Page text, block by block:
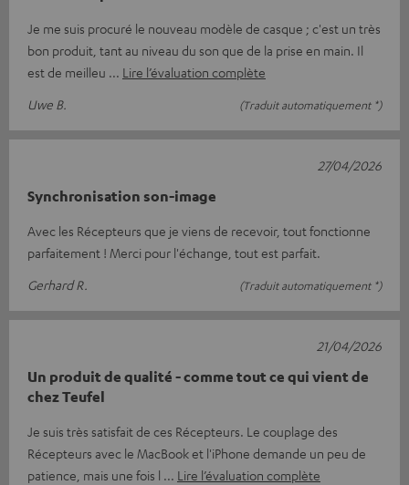
Je me suis procuré le nouveau modèle de casque ; c'est un très
bon produit, tant au niveau du son que de la prise en main. Il
est de meilleu
Lire l’évaluation complète
Uwe B.
(Traduit automatiquement *)
Synchronisation son-image
Avec les Récepteurs que je viens de recevoir, tout fonctionne
parfaitement ! Merci pour l'échange, tout est parfait.
Gerhard R.
(Traduit automatiquement *)
27/04/2026
Un produit de qualité - comme tout ce qui vient de
chez Teufel
Je suis très satisfait de ces Récepteurs. Le couplage des
Récepteurs avec le MacBook et l'iPhone demande un peu de
patience, mais une fois l
Lire l’évaluation complète
21/04/2026